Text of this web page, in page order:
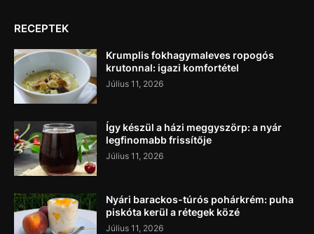
RECEPTEK
Krumplis fokhagymaleves ropogós
krutonnal: igazi komfortétel
Július 11, 2026
Így készül a házi meggyszörp: a nyár
legfinomabb frissítője
Július 11, 2026
Nyári barackos-túrós pohárkrém: puha
piskóta kerül a rétegek közé
Július 11, 2026